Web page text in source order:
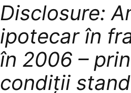
Disclosure:
ipotecar în
în 2006 –
condiții